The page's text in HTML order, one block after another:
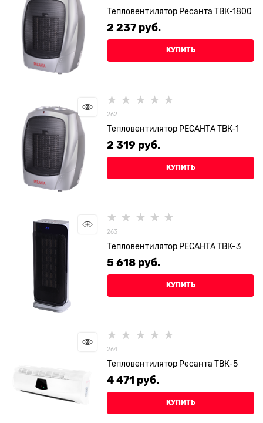
Тепловентилятор Ресанта ТВК-1800
2 237 руб.
КУПИТЬ
262
Тепловентилятор РЕСАНТА ТВК-1
2 319 руб.
КУПИТЬ
263
Тепловентилятор РЕСАНТА ТВК-3
5 618 руб.
КУПИТЬ
264
Тепловентилятор Ресанта ТВК-5
4 471 руб.
КУПИТЬ